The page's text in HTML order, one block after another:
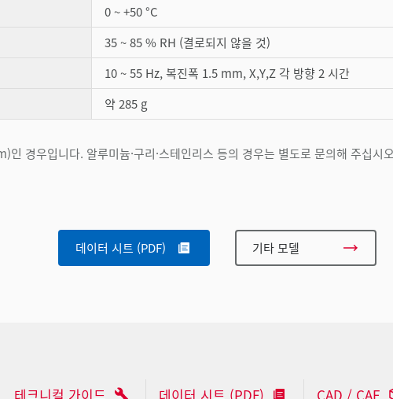
0 ~ +50 °C
35 ~ 85 % RH (결로되지 않을 것)
10 ~ 55 Hz, 복진폭 1.5 mm, X,Y,Z 각 방향 2 시간
약 285 g
경우입니다. 알루미늄·구리·스테인리스 등의 경우는 별도로 문의해 주십시
데이터 시트 (PDF) 기타 모델
테크니컬 가이드 데이터 시트 (PDF) CAD / CAE